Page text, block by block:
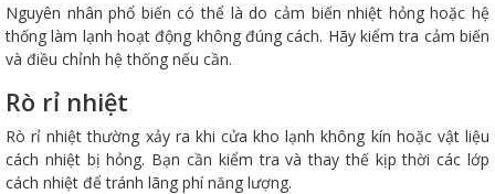
Nguyên nhân phổ biến có thể là do cảm biến nhiệt hỏng hoặc hệ
thống làm lạnh hoạt động không đúng cách. Hãy kiểm tra cảm biến
và điều chỉnh hệ thống nếu cần.
Rò rỉ nhiệt
Rò rỉ nhiệt thường xảy ra khi cửa kho lạnh không kín hoặc vật liệu
cách nhiệt bị hỏng. Bạn cần kiểm tra và thay thế kịp thời các lớp
cách nhiệt để tránh lãng phí năng lượng.